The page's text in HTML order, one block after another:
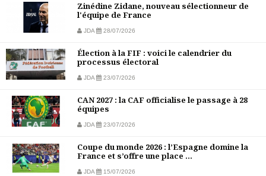
Zinédine Zidane, nouveau sélectionneur de
l'équipe de France
JDA 28/07/2026
Élection à la FIF : voici le calendrier du
processus électoral
JDA 23/07/2026
CAN 2027 : la CAF officialise le passage à 28
équipes
JDA 23/07/2026
Coupe du monde 2026 : l’Espagne domine la
France et s’offre une place ...
JDA 15/07/2026